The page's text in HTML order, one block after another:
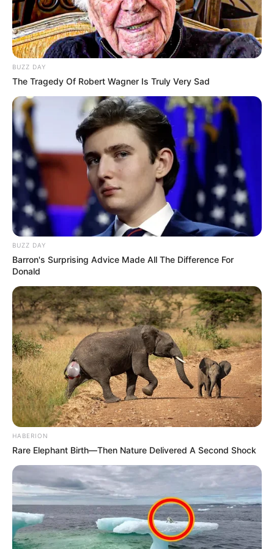
„Drága véreim! Gondolom, mostanra már mindenki
hallotta, hogy egy augusztus 20-i koncertünket
meg nem indokolt okokból kifolyólag lemondták. A
lemondás ideje erősen egybecseng az »Az én
gondolat sincsen megfogalmazva a kormányunk
ellen, pedig két hete ezt kiabálják rá. Szerintem egy
rendkívül elegáns, igaz, valóban csípős, kritikus, de
hazafias dal lett.”
A zenész szerint aggasztó, hogy egy dalt követően
listázások és fellépéstörlések történnek:
“Ha egy ilyen dal miatt ma hazánkban egy
szabadelvű művészekkel való diskurzusnak. A
szervezők a szerződésből fakadó kötbérezés miatt
a zenekarunk és stábunk gázsiját teljesen korrekt
módon megtérítik.”
BUZZ DAY
The Tragedy Of Robert Wagner Is Truly Very Sad
BUZZ DAY
Barron's Surprising Advice Made All The Difference For
Donald
HABERION
Rare Elephant Birth—Then Nature Delivered A Second Shock